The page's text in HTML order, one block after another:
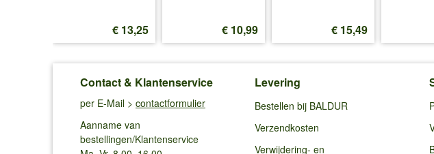
€ 13,25 € 10,99 € 15,49
Contact & Klantenservice
per E-Mail > contactformulier
Aanname van
bestellingen/Klantenservice
Levering
Bestellen bij BALDUR
Verzendkosten
Verwijdering- en